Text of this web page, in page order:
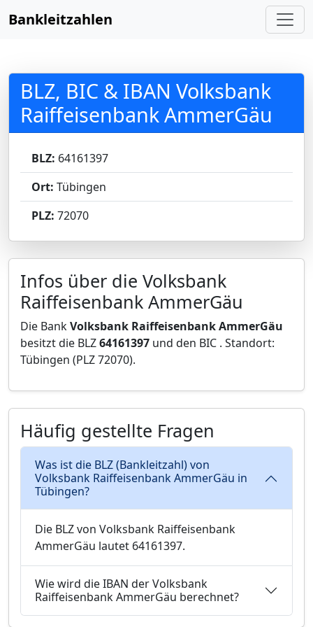
Bankleitzahlen
BLZ, BIC & IBAN Volksbank
Raiffeisenbank AmmerGäu
BLZ: 64161397
Ort: Tübingen
PLZ: 72070
Infos über die Volksbank
Raiffeisenbank AmmerGäu
Die BankVolksbank Raiffeisenbank AmmerGäu
besitzt die BLZ64161397 und den BIC . Standort:
Tübingen (PLZ 72070).
Häufig gestellte Fragen
Was ist die BLZ (Bankleitzahl) von
Volksbank Raiffeisenbank AmmerGäu in
Tübingen?
Die BLZ von Volksbank Raiffeisenbank
AmmerGäu lautet 64161397.
Wie wird die IBAN der Volksbank
Raiffeisenbank AmmerGäu berechnet?